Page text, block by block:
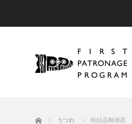
ホーム うつわ 蛙結晶釉酒器